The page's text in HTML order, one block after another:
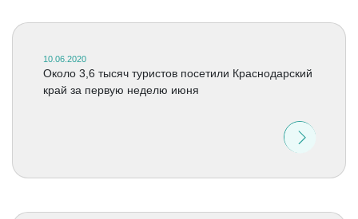
10.06.2020
Около 3,6 тысяч туристов посетили Краснодарский
край за первую неделю июня